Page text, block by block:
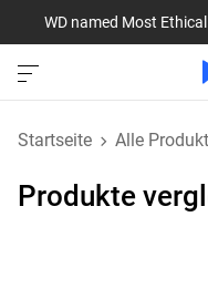
WD named Most
Startseite Alle
Produkte